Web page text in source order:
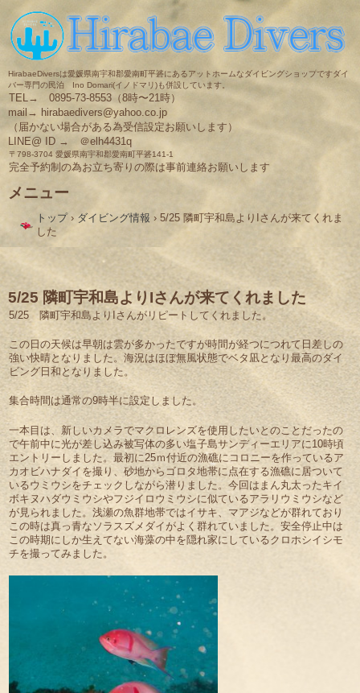
HirabaeDiversは愛媛県南宇和郡愛南町平碆にあるアットホームなダイビングショップですダイ
バー専門の民泊 Ino Domari(イノドマリ)も併設しています。
TEL→ 0895-73-8553（8時〜21時）
mail→ hirabaedivers@yahoo.co.jp
（届かない場合がある為受信設定お願いします）
LINE@ ID → ＠elh4431q
〒798-3704 愛媛県南宇和郡愛南町平碆141-1
完全予約制の為お立ち寄りの際は事前連絡お願いします
メニュー
ン
ス
キ
ッ
プ
トップ › ダイビング情報 › 5/25 隣町宇和島よりIさんが来てくれま
した
5/25 隣町宇和島よりIさんが来てくれました
5/25 隣町宇和島よりIさんがリピートしてくれました。
この日の天候は早朝は雲が多かったですが時間が経つにつれて日差しの
強い快晴となりました。海況はほぼ無風状態でベタ凪となり最高のダイ
ビング日和となりました。
集合時間は通常の9時半に設定しました。
一本目は、新しいカメラでマクロレンズを使用したいとのことだったの
で午前中に光が差し込み被写体の多い塩子島サンディーエリアに10時頃
エントリーしました。最初に25ｍ付近の漁礁にコロニーを作っているア
カオビハナダイを撮り、砂地からゴロタ地帯に点在する漁礁に居ついて
いるウミウシをチェックしながら潜りました。今回はまん丸太ったキイ
ボキヌハダウミウシやフジイロウミウシに似ているアラリウミウシなど
が見られました。浅瀬の魚群地帯ではイサキ、マアジなどが群れており
この時は真っ青なソラスズメダイがよく群れていました。安全停止中は
この時期にしか生えてない海藻の中を隠れ家にしているクロホシイシモ
チを撮ってみました。